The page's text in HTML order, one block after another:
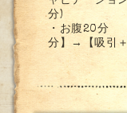
分)
・お腹20分
分】→【吸引＋